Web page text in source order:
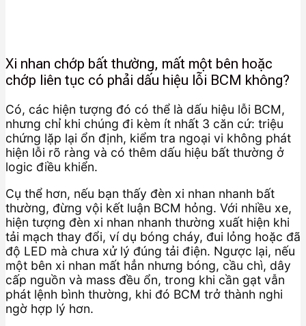
Xi nhan chớp bất thường, mất một bên hoặc
chớp liên tục có phải dấu hiệu lỗi BCM không?
Có, các hiện tượng đó có thể là dấu hiệu lỗi BCM,
nhưng chỉ khi chúng đi kèm ít nhất 3 căn cứ: triệu
chứng lặp lại ổn định, kiểm tra ngoại vi không phát
hiện lỗi rõ ràng và có thêm dấu hiệu bất thường ở
logic điều khiển.
Cụ thể hơn, nếu bạn thấy đèn xi nhan nhanh bất
thường, đừng vội kết luận BCM hỏng. Với nhiều xe,
hiện tượng đèn xi nhan nhanh thường xuất hiện khi
tải mạch thay đổi, ví dụ bóng cháy, đui lỏng hoặc đã
độ LED mà chưa xử lý đúng tải điện. Ngược lại, nếu
một bên xi nhan mất hẳn nhưng bóng, cầu chì, dây
cấp nguồn và mass đều ổn, trong khi cần gạt vẫn
phát lệnh bình thường, khi đó BCM trở thành nghi
ngờ hợp lý hơn.